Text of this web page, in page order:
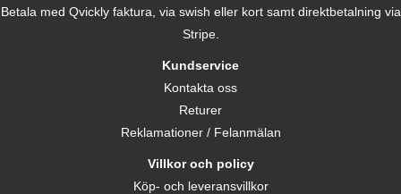
Betala med Qvickly faktura, via swish eller kort samt direktbetalning via
Stripe.
Kundservice
Kontakta oss
Returer
Reklamationer / Felanmälan
Villkor och policy
Köp- och leveransvillkor